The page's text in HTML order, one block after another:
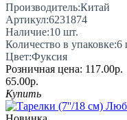
Производитель:Китай
Артикул:6231874
Наличие:10 шт.
Количество в упаковке:6
Цвет:Фуксия
Розничная цена: 117.00р.
65.00р.
Купить